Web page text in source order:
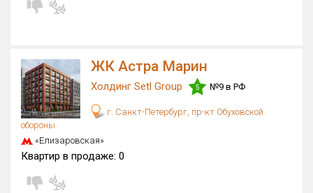
Вид объекта
Кол-во комнат
Только новые
Оценка ЕРЗ ЖК
ЖК Астра Марин
Холдинг Setl Group 5 №9 в РФ
г. Санкт-Петербург, пр-кт Обуховской
обороны
«Елизаровская»
Квартир в продаже: 0